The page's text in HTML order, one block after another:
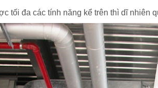
tối đa các tính năng kể trên thì dĩ nhiên